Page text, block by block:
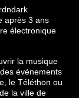
après 3 ans
électronique
la musique
évènements
le Téléthon ou
la ville de